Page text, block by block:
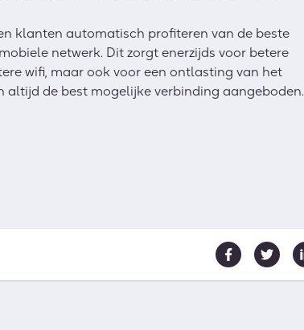
klanten automatisch profiteren van de beste
netwerk. Dit zorgt enerzijds voor betere
wifi, maar ook voor een ontlasting van het
de best mogelijke verbinding aangeboden.